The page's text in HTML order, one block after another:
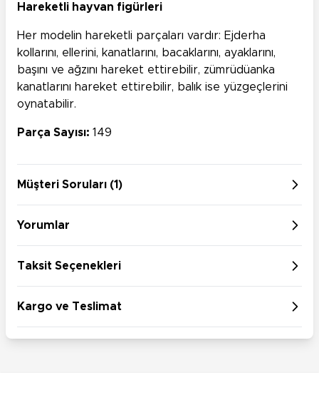
Hareketli hayvan figürleri
Her modelin hareketli parçaları vardır: Ejderha
kollarını, ellerini, kanatlarını, bacaklarını, ayaklarını,
başını ve ağzını hareket ettirebilir, zümrüdüanka
kanatlarını hareket ettirebilir, balık ise yüzgeçlerini
oynatabilir.
Parça Sayısı: 149
Müşteri Soruları (1)
Yorumlar
Taksit Seçenekleri
Kargo ve Teslimat